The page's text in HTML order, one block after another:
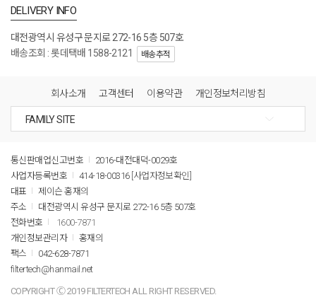
DELIVERY INFO
대전광역시 유성구 문지로 272-16 5층 507호
배송조회 : 롯데택배 1588-2121
배송추적
회사소개 고객센터 이용약관 개인정보처리방침
통신판매업신고번호
2016-대전대덕-0029호
사업자등록번호
414-18-00316 [사업자정보확인]
대표
제이슨 홍재의
주소
대전광역시 유성구 문지로 272-16 5층 507호
전화번호
1600-7871
개인정보관리자
홍재의
팩스
042-628-7871
filtertech@hanmail.net
COPYRIGHT Ⓒ 2019 FILTERTECH ALL RIGHT RESERVED.